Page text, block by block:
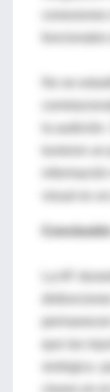
la
Conclusión:
sinérgica